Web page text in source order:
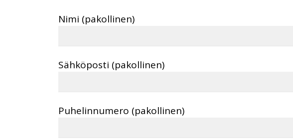
Nimi (pakollinen)
Sähköposti (pakollinen)
Puhelinnumero (pakollinen)